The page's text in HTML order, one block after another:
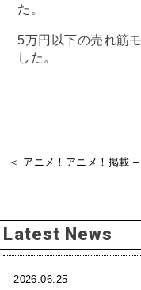
た。
5万円以下の売れ筋
した。
＜ アニメ！アニメ！掲載
Latest News
2026.06.25